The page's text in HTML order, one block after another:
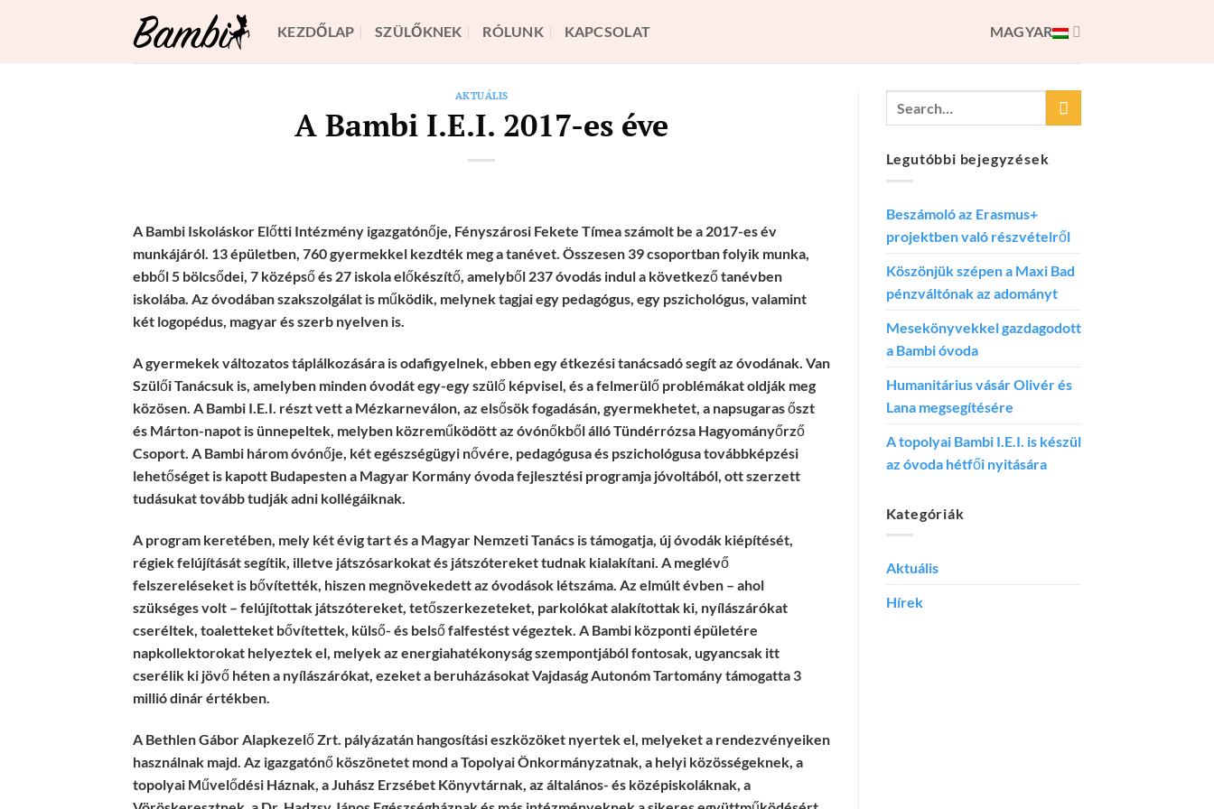
KEZDŐLAP SZÜLŐKNEK RÓLUNK KAPCSOLAT MAGYAR
AKTUÁLIS
A Bambi I.E.I. 2017-es éve
A Bambi Iskoláskor Előtti Intézmény igazgatónője, Fényszárosi Fekete Tímea számolt be a 2017-es év
munkájáról. 13 épületben, 760 gyermekkel kezdték meg a tanévet. Összesen 39 csoportban folyik munka,
ebből 5 bölcsődei, 7 középső és 27 iskola előkészítő, amelyből 237 óvodás indul a következő tanévben
iskolába. Az óvodában szakszolgálat is működik, melynek tagjai egy pedagógus, egy pszichológus, valamint
két logopédus, magyar és szerb nyelven is.
A gyermekek változatos táplálkozására is odafigyelnek, ebben egy étkezési tanácsadó segít az óvodának. Van
Szülői Tanácsuk is, amelyben minden óvodát egy-egy szülő képvisel, és a felmerülő problémákat oldják meg
közösen. A Bambi I.E.I. részt vett a Mézkarneválon, az elsősök fogadásán, gyermekhetet, a napsugaras őszt
és Márton-napot is ünnepeltek, melyben közreműködött az óvónőkből álló Tündérrózsa Hagyományőrző
Csoport. A Bambi három óvónője, két egészségügyi nővére, pedagógusa és pszichológusa továbbképzési
lehetőséget is kapott Budapesten a Magyar Kormány óvoda fejlesztési programja jóvoltából, ott szerzett
tudásukat tovább tudják adni kollégáiknak.
A program keretében, mely két évig tart és a Magyar Nemzeti Tanács is támogatja, új óvodák kiépítését,
régiek felújítását segítik, illetve játszósarkokat és játszótereket tudnak kialakítani. A meglévő
felszereléseket is bővítették, hiszen megnövekedett az óvodások létszáma. Az elmúlt évben – ahol
szükséges volt – felújítottak játszótereket, tetőszerkezeteket, parkolókat alakítottak ki, nyílászárókat
cseréltek, toaletteket bővítettek, külső- és belső falfestést végeztek. A Bambi központi épületére
napkollektorokat helyeztek el, melyek az energiahatékonyság szempontjából fontosak, ugyancsak itt
cserélik ki jövő héten a nyílászárókat, ezeket a beruházásokat Vajdaság Autonóm Tartomány támogatta 3
millió dinár értékben.
A Bethlen Gábor Alapkezelő Zrt. pályázatán hangosítási eszközöket nyertek el, melyeket a rendezvényeiken
használnak majd. Az igazgatónő köszönetet mond a Topolyai Önkormányzatnak, a helyi közösségeknek, a
topolyai Művelődési Háznak, a Juhász Erzsébet Könyvtárnak, az általános- és középiskoláknak, a
Legutóbbi bejegyzések
Beszámoló az Erasmus+
projektben való részvételről
Köszönjük szépen a Maxi Bad
pénzváltónak az adományt
Mesekönyvekkel gazdagodott
a Bambi óvoda
Humanitárius vásár Olivér és
Lana megsegítésére
A topolyai Bambi I.E.I. is készül
az óvoda hétfői nyitására
Kategóriák
Aktuális
Hírek